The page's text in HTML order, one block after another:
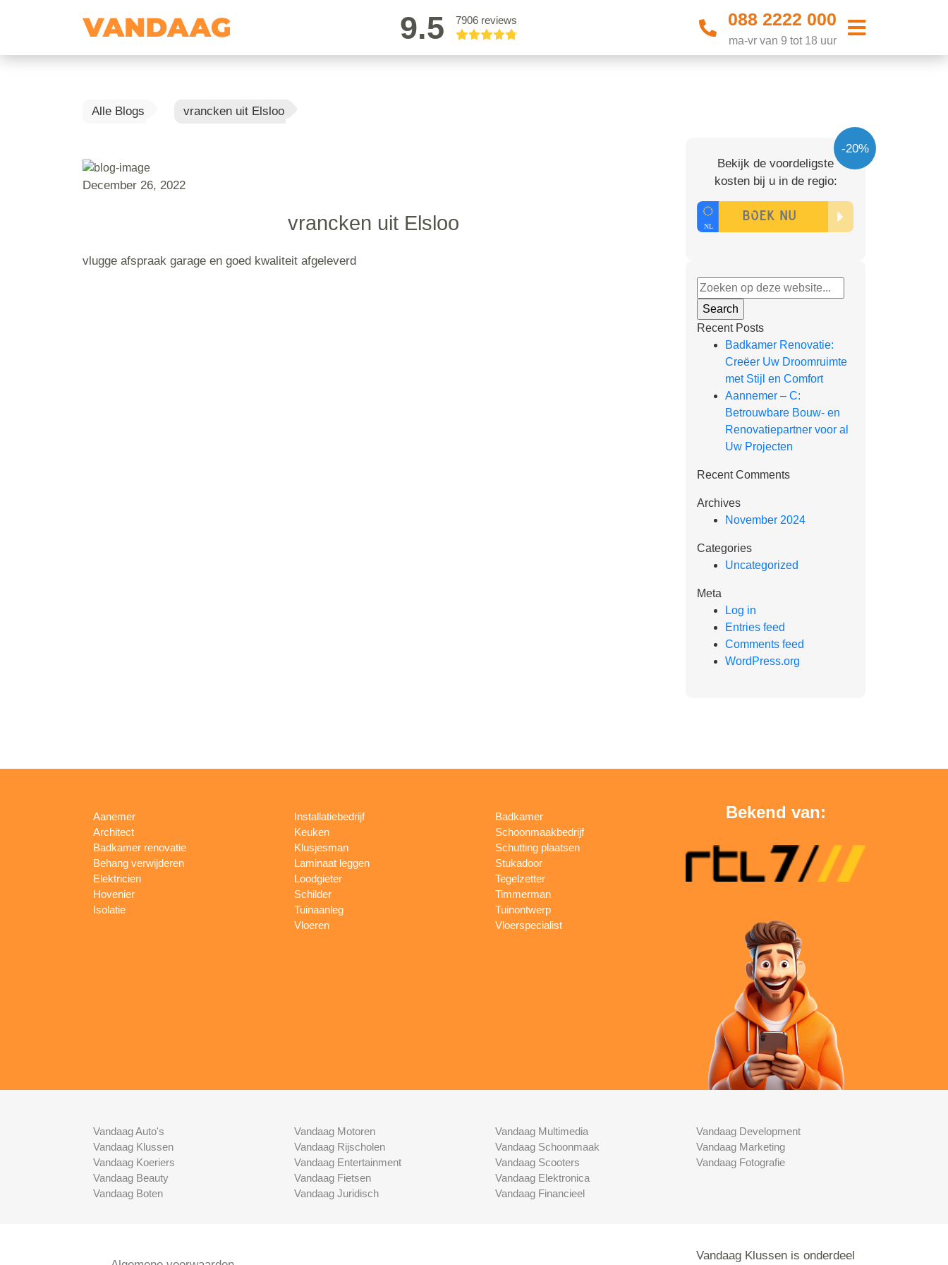
9.5 7906 reviews 088 2222 000
ma-vr van 9 tot 18 uur
Alle Blogs vrancken uit Elsloo
December 26, 2022
vrancken uit Elsloo
vlugge afspraak garage en goed kwaliteit afgeleverd
-20%
Bekijk de voordeligste
kosten bij u in de regio:
Recent Posts
Badkamer Renovatie:
Creëer Uw Droomruimte
met Stijl en Comfort
Aannemer – C:
Betrouwbare Bouw- en
Renovatiepartner voor al
Uw Projecten
Recent Comments
Archives
November 2024
Categories
Uncategorized
Meta
Log in
Entries feed
Comments feed
WordPress.org
Aanemer
Architect
Badkamer renovatie
Behang verwijderen
Elektricien
Hovenier
Isolatie
Installatiebedrijf
Keuken
Klusjesman
Laminaat leggen
Loodgieter
Schilder
Tuinaanleg
Vloeren
Badkamer
Schoonmaakbedrijf
Schutting plaatsen
Stukadoor
Tegelzetter
Timmerman
Tuinontwerp
Vloerspecialist
Bekend van:
Vandaag Auto's
Vandaag Klussen
Vandaag Koeriers
Vandaag Beauty
Vandaag Boten
Vandaag Motoren
Vandaag Rijscholen
Vandaag Entertainment
Vandaag Fietsen
Vandaag Juridisch
Vandaag Multimedia
Vandaag Schoonmaak
Vandaag Scooters
Vandaag Elektronica
Vandaag Financieel
Vandaag Development
Vandaag Marketing
Vandaag Fotografie
Vandaag Klussen is onderdeel